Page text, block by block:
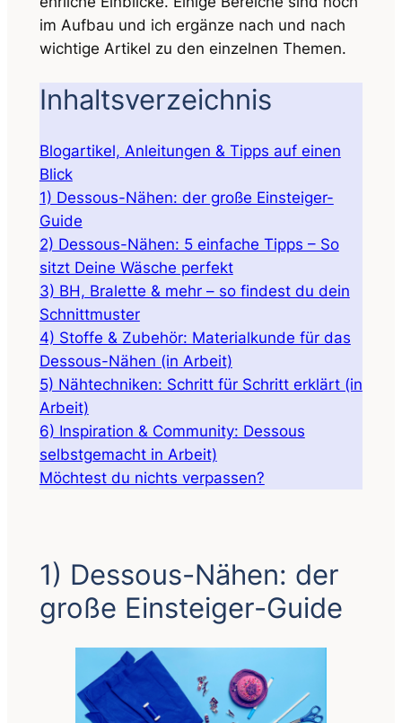
im Aufbau und ich ergänze nach und nach
wichtige Artikel zu den einzelnen Themen.
Inhaltsverzeichnis
Blogartikel, Anleitungen & Tipps auf einen
Blick
1) Dessous-Nähen: der große Einsteiger-
Guide
2) Dessous-Nähen: 5 einfache Tipps – So
sitzt Deine Wäsche perfekt
3) BH, Bralette & mehr – so findest du dein
Schnittmuster
4) Stoffe & Zubehör: Materialkunde für das
Dessous-Nähen (in Arbeit)
5) Nähtechniken: Schritt für Schritt erklärt (in
Arbeit)
6) Inspiration & Community: Dessous
selbstgemacht in Arbeit)
Möchtest du nichts verpassen?
1) Dessous-Nähen: der
große Einsteiger-Guide